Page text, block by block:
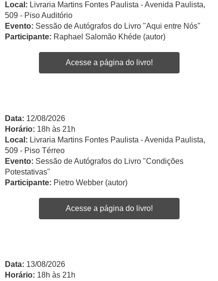
Local: Livraria Martins Fontes Paulista - Avenida Paulista,
509 - Piso Auditório
Evento: Sessão de Autógrafos do Livro "Aqui entre Nós"
Participante: Raphael Salomão Khéde (autor)
Acesse a página do livro!
Data: 12/08/2026
Horário: 18h às 21h
Local: Livraria Martins Fontes Paulista - Avenida Paulista,
509 - Piso Térreo
Evento: Sessão de Autógrafos do Livro "Condições
Potestativas"
Participante: Pietro Webber (autor)
Acesse a página do livro!
Data: 13/08/2026
Horário: 18h às 21h